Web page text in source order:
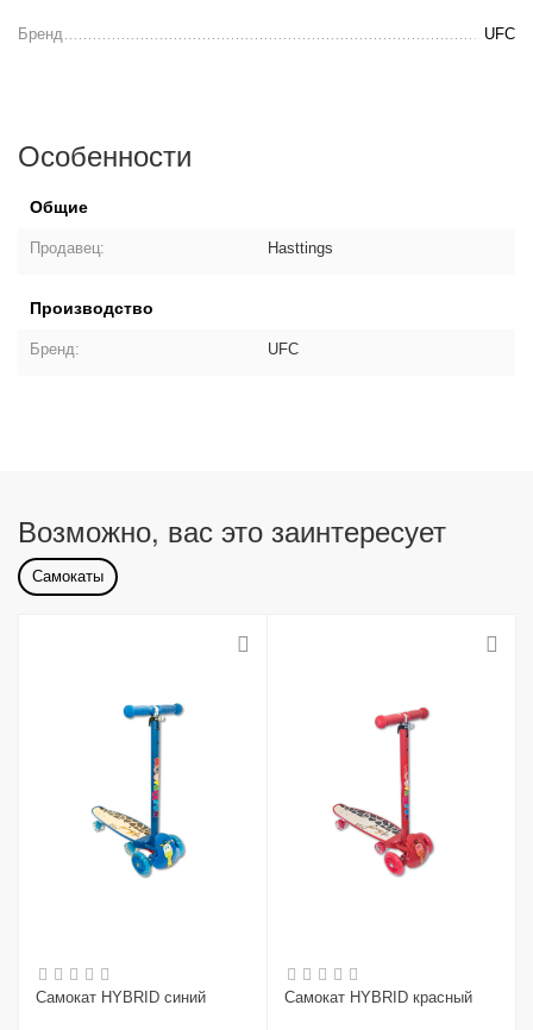
Бренд UFC
Особенности
Общие
Продавец: Hasttings
Производство
Бренд: UFC
Возможно, вас это заинтересует
Самокаты
Самокат HYBRID синий Самокат HYBRID красный